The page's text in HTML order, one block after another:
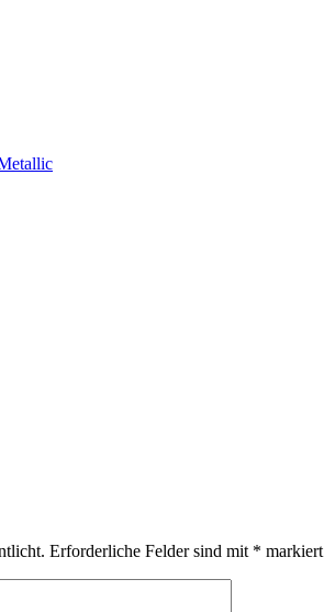
Erforderliche Felder sind mit * markiert